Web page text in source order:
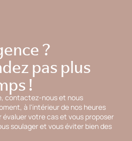
?
pas plus
!
contactez-nous et nous
à l'intérieur de nos heures
évaluer votre cas et vous proposer
soulager et vous éviter bien des